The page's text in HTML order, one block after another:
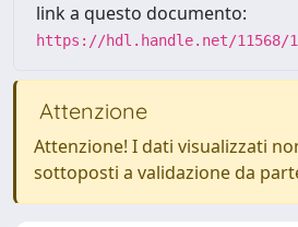
link a questo documento:
https://hdl.handle.net/11568/
Attenzione
Attenzione! I dati visualizzati
sottoposti a validazione da